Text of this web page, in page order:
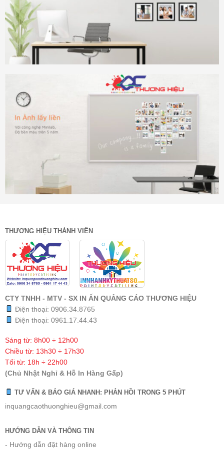
THƯƠNG HIỆU THÀNH VIÊN
CTY TNHH - MTV - SX IN ẤN QUẢNG CÁO THƯƠNG HIỆU
Điện thoại: 0906.34.8765
Điện thoại: 0961.17.44.43
Sáng từ: 8h00 ÷ 12h00
Chiều từ: 13h30 ÷ 17h30
Tối từ: 18h ÷ 22h00
(Chủ Nhật Nghỉ & Hỗ In Hàng Gấp)
TƯ VẤN & BÁO GIÁ NHANH: PHẢN HỒI TRONG 5 PHÚT
inquangcaothuonghieu@gmail.com
HƯỚNG DẪN VÀ THÔNG TIN
- Hướng dẫn đặt hàng online